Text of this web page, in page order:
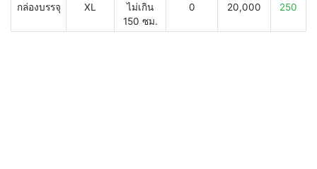
กล่องบรรจุ XL
ไม่เกิน
150 ซม.
0 20,000 250